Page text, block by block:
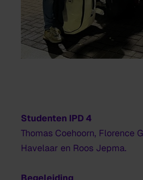
Studenten IPD 4
Thomas Coehoorn, Florence
Havelaar en Roos Jepma.